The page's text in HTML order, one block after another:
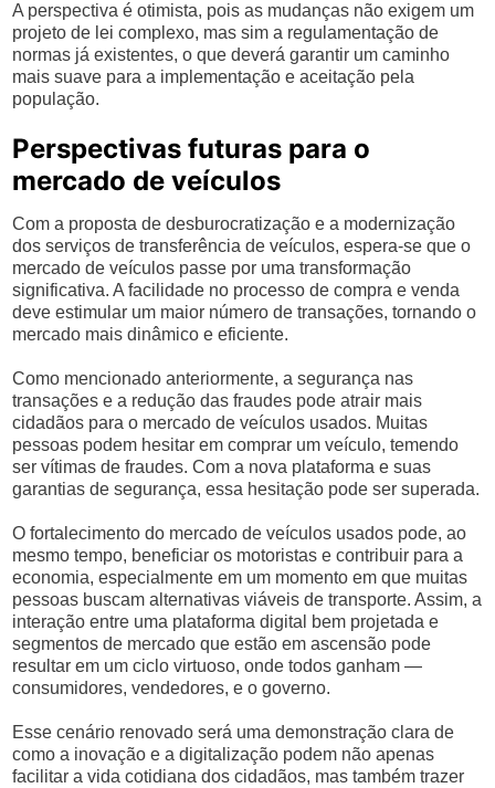
A perspectiva é otimista, pois as mudanças não exigem um
projeto de lei complexo, mas sim a regulamentação de
normas já existentes, o que deverá garantir um caminho
mais suave para a implementação e aceitação pela
população.
Perspectivas futuras para o
mercado de veículos
Com a proposta de desburocratização e a modernização
dos serviços de transferência de veículos, espera-se que o
mercado de veículos passe por uma transformação
significativa. A facilidade no processo de compra e venda
deve estimular um maior número de transações, tornando o
mercado mais dinâmico e eficiente.
Como mencionado anteriormente, a segurança nas
transações e a redução das fraudes pode atrair mais
cidadãos para o mercado de veículos usados. Muitas
pessoas podem hesitar em comprar um veículo, temendo
ser vítimas de fraudes. Com a nova plataforma e suas
garantias de segurança, essa hesitação pode ser superada.
O fortalecimento do mercado de veículos usados pode, ao
mesmo tempo, beneficiar os motoristas e contribuir para a
economia, especialmente em um momento em que muitas
pessoas buscam alternativas viáveis de transporte. Assim, a
interação entre uma plataforma digital bem projetada e
segmentos de mercado que estão em ascensão pode
resultar em um ciclo virtuoso, onde todos ganham —
consumidores, vendedores, e o governo.
Esse cenário renovado será uma demonstração clara de
como a inovação e a digitalização podem não apenas
facilitar a vida cotidiana dos cidadãos, mas também trazer